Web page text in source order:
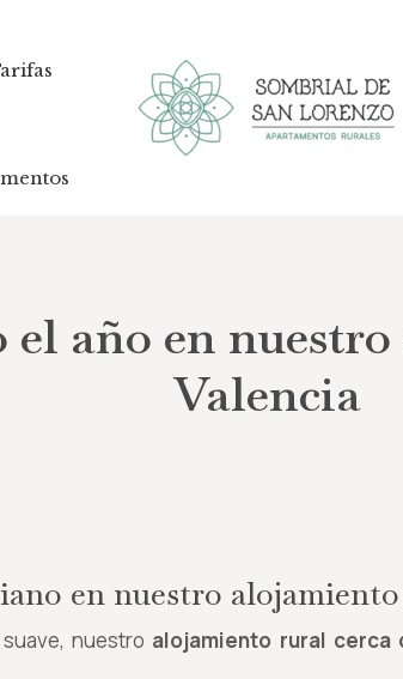
año en
Valencia
en nuestro
nuestro alojamiento rural cerca